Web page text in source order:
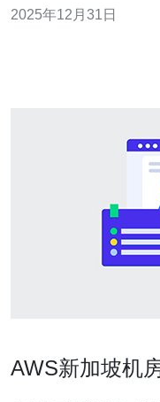
选。本文将深入探讨如
2025年12月31日
AWS新加坡机